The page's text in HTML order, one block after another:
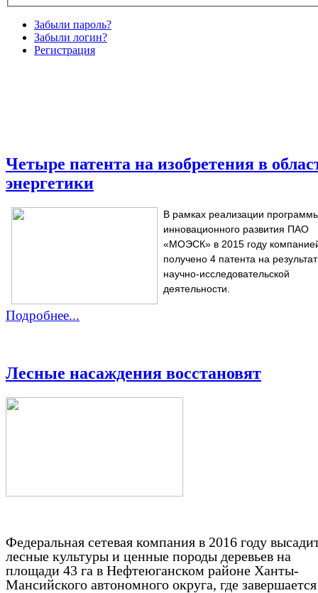
Забыли пароль?
Забыли логин?
Регистрация
Четыре патента на изобретения в
энергетики
В рамках реализации
инновационного развития ПАО
«МОЭСК» в 2015 году
получено 4 патента на
научно-исследовательской
деятельности.
Подробнее...
Лесные насаждения восстановят
Федеральная сетевая компания в 2016 году
лесные культуры и ценные породы деревьев на
площади 43 га в Нефтеюганском районе Ханты-
Мансийского автономного округа, где завершается